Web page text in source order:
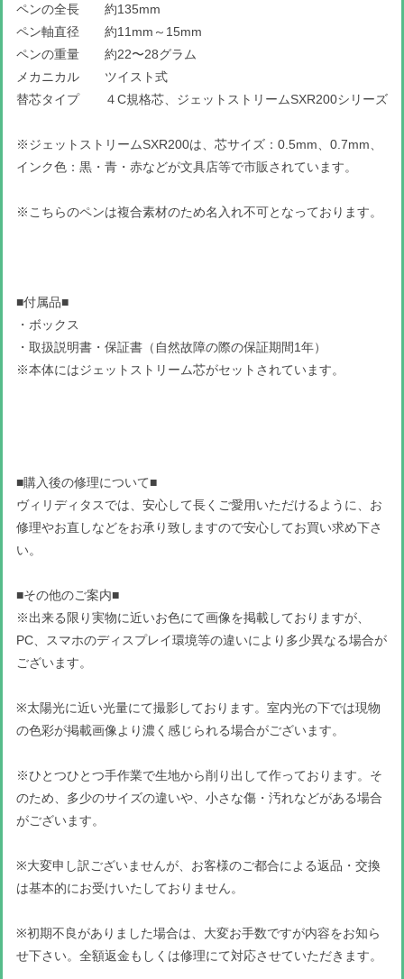
ペンの全長 約135mm
ペン軸直径 約11mm～15mm
ペンの重量 約22〜28グラム
メカニカル ツイスト式
替芯タイプ ４C規格芯、ジェットストリームSXR200シリーズ
※ジェットストリームSXR200は、芯サイズ：0.5mm、0.7mm、
インク色：黒・青・赤などが文具店等で市販されています。
※こちらのペンは複合素材のため名入れ不可となっております。
■付属品■
・ボックス
・取扱説明書・保証書（自然故障の際の保証期間1年）
※本体にはジェットストリーム芯がセットされています。
■購入後の修理について■
ヴィリディタスでは、安心して長くご愛用いただけるように、お
修理やお直しなどをお承り致しますので安心してお買い求め下さ
い。
■その他のご案内■
※出来る限り実物に近いお色にて画像を掲載しておりますが、
PC、スマホのディスプレイ環境等の違いにより多少異なる場合が
ございます。
※太陽光に近い光量にて撮影しております。室内光の下では現物
の色彩が掲載画像より濃く感じられる場合がございます。
※ひとつひとつ手作業で生地から削り出して作っております。そ
のため、多少のサイズの違いや、小さな傷・汚れなどがある場合
がございます。
※大変申し訳ございませんが、お客様のご都合による返品・交換
は基本的にお受けいたしておりません。
※初期不良がありました場合は、大変お手数ですが内容をお知ら
せ下さい。全額返金もしくは修理にて対応させていただきます。